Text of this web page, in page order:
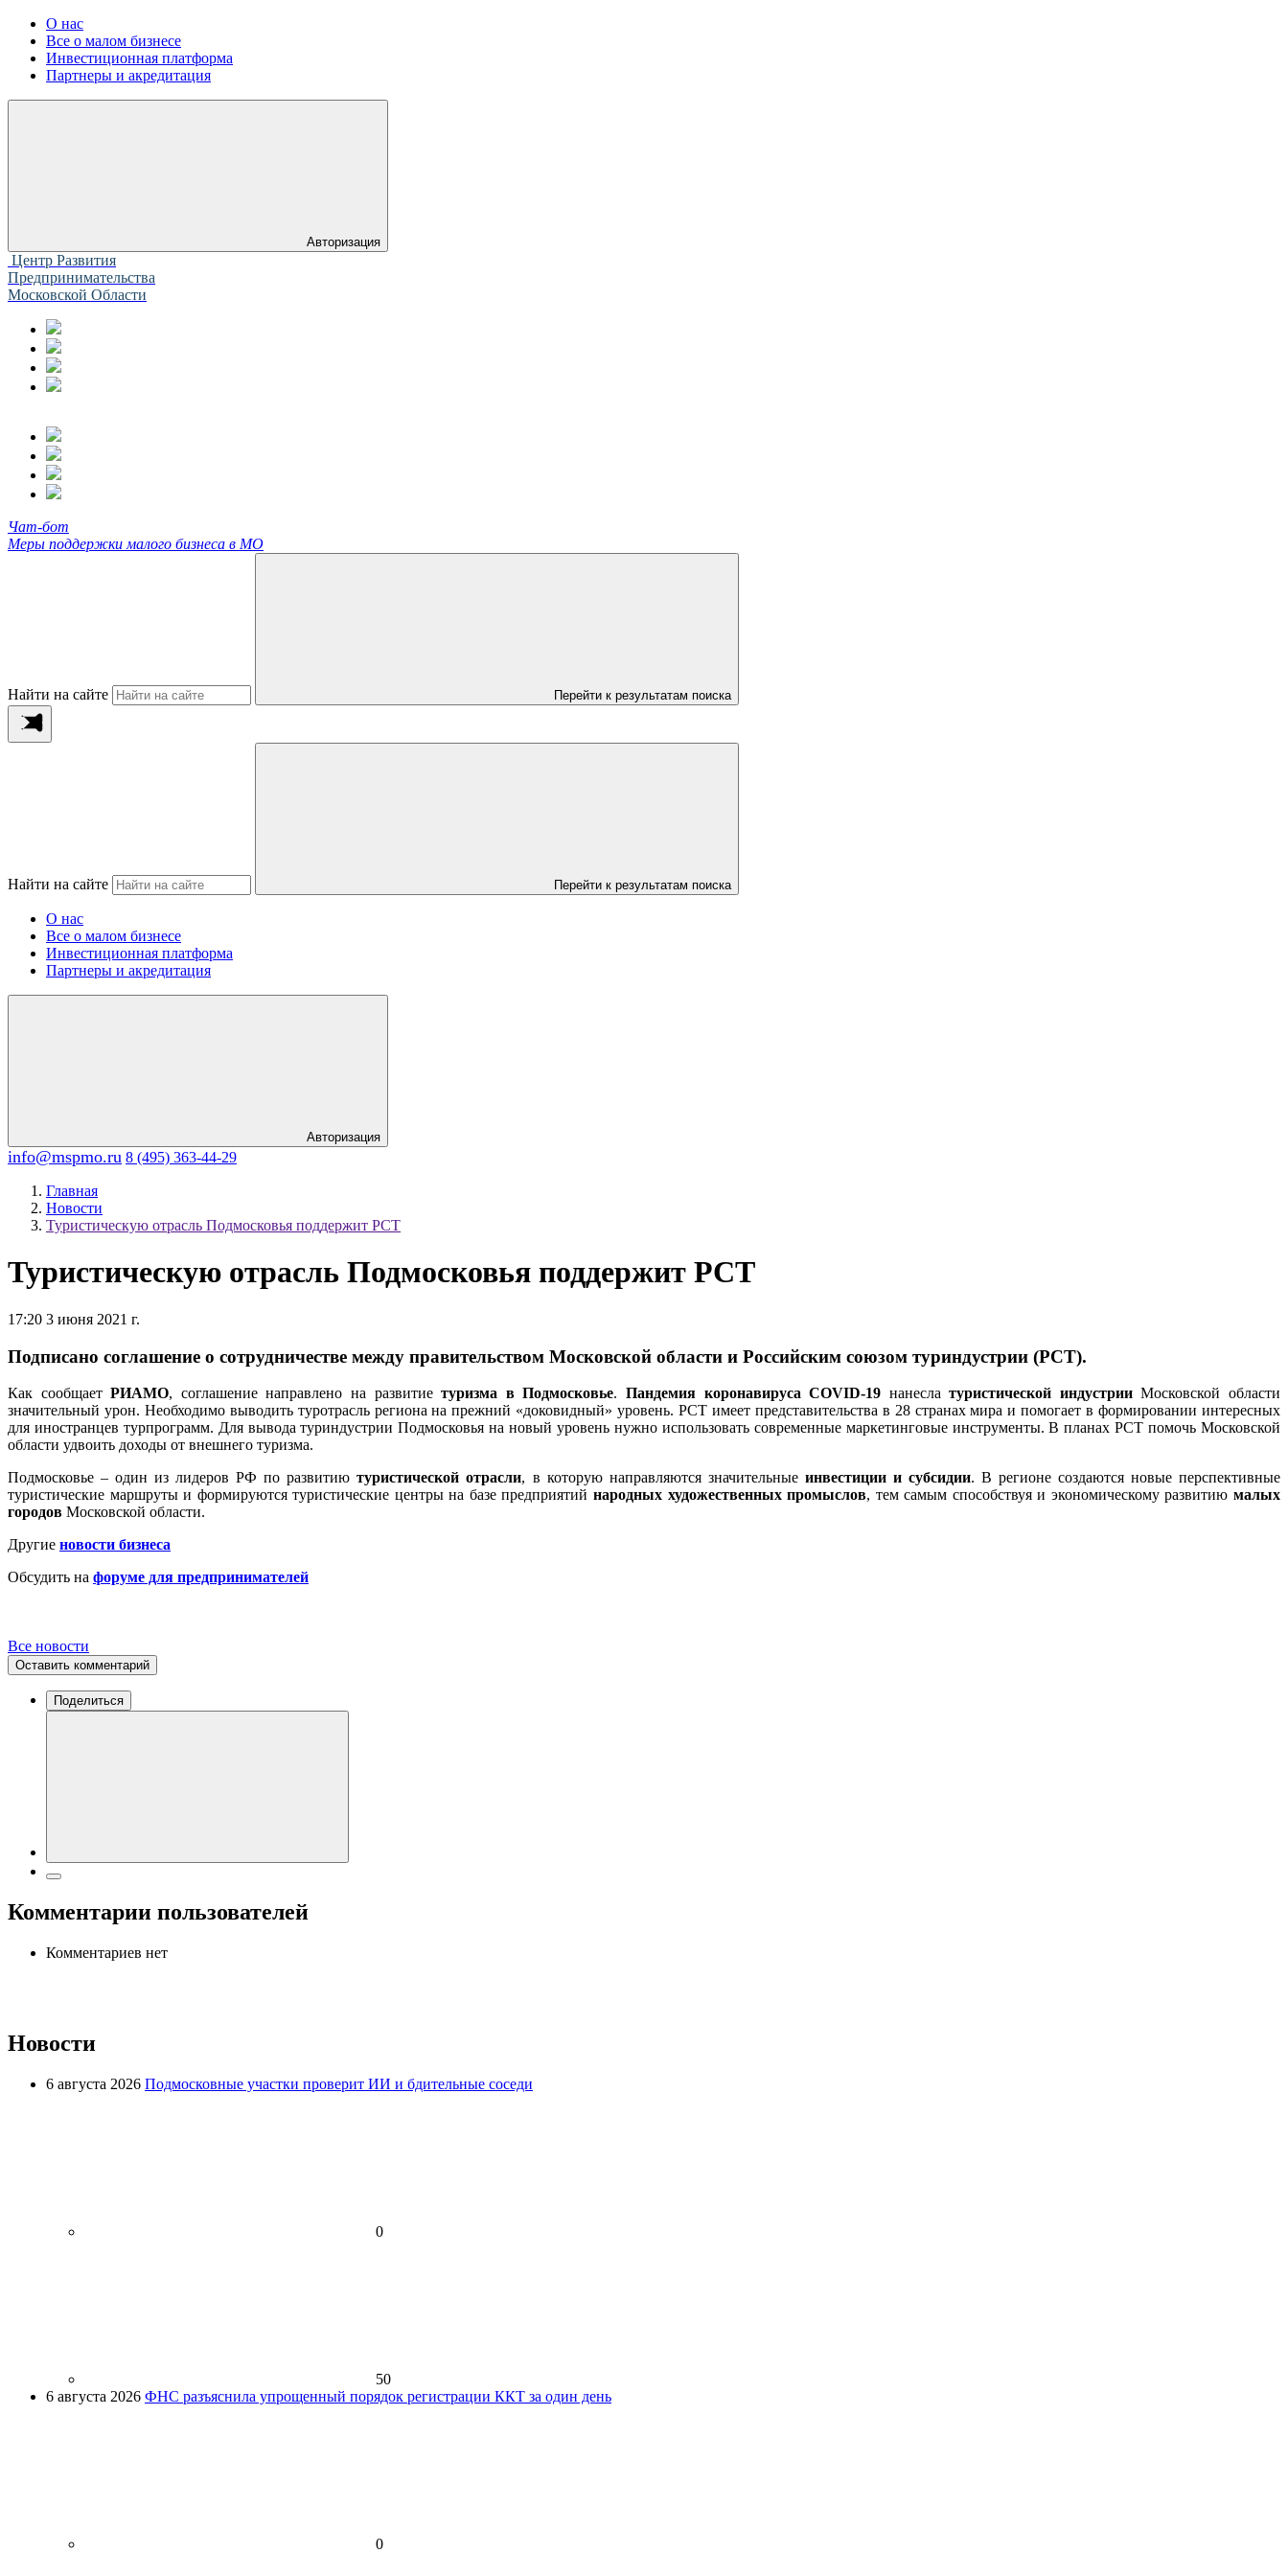
О нас
Все о малом бизнесе
Инвестиционная платформа
Партнеры и акредитация
Авторизация
Центр Развития
Предпринимательства
Московской Области
Чат-бот
Меры поддержки малого бизнеса в МО
Найти на сайте Перейти к результатам поиска
Найти на сайте Перейти к результатам поиска
О нас
Все о малом бизнесе
Инвестиционная платформа
Партнеры и акредитация
Авторизация
info@mspmo.ru 8 (495) 363-44-29
Главная
Новости
Туристическую отрасль Подмосковья поддержит РСТ
Туристическую отрасль Подмосковья поддержит РСТ
17:20 3 июня 2021 г.
Подписано соглашение о сотрудничестве между правительством Московской области и Российским союзом туриндустрии (РСТ).
Как сообщаетРИАМО, соглашение направлено на развитиетуризма в Подмосковье. Пандемия коронавируса COVID-19 нанеслатуристической индустрииМосковской области
значительный урон. Необходимо выводить туротрасль региона на прежний «доковидный» уровень. РСТ имеет представительства в 28 странах мира и помогает в формировании интересных
для иностранцев турпрограмм. Для вывода туриндустрии Подмосковья на новый уровень нужно использовать современные маркетинговые инструменты. В планах РСТ помочь Московской
области удвоить доходы от внешнего туризма.
Подмосковье – один из лидеров РФ по развитиютуристической отрасли, в которую направляются значительные инвестициии субсидии. В регионе создаются новые перспективные
туристические маршруты и формируются туристические центры на базе предприятий народных художественных промыслов, тем самым способствуя и экономическому развитиюмалых
городов Московской области.
Другие новости бизнеса
Обсудить на форуме для предпринимателей
Все новости
Оставить комментарий
Поделиться
Комментарии пользователей
Комментариев нет
Новости
6 августа 2026 Подмосковные участки проверит ИИ и бдительные соседи
0
50
6 августа 2026 ФНС разъяснила упрощенный порядок регистрации ККТ за один день
0